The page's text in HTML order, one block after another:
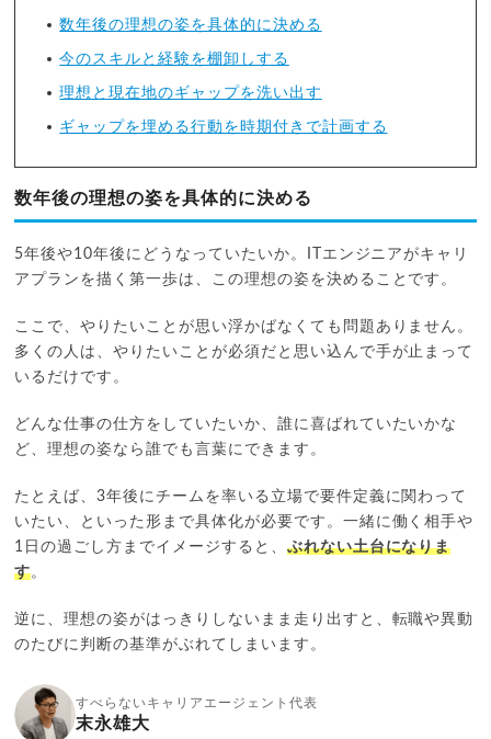
数年後の理想の姿を具体的に決める
今のスキルと経験を棚卸しする
理想と現在地のギャップを洗い出す
ギャップを埋める行動を時期付きで計画する
数年後の理想の姿を具体的に決める
5年後や10年後にどうなっていたいか。ITエンジニアがキャリ
アプランを描く第一歩は、この理想の姿を決めることです。
ここで、やりたいことが思い浮かばなくても問題ありません。
多くの人は、やりたいことが必須だと思い込んで手が止まって
いるだけです。
どんな仕事の仕方をしていたいか、誰に喜ばれていたいかな
ど、理想の姿なら誰でも言葉にできます。
たとえば、3年後にチームを率いる立場で要件定義に関わって
いたい、といった形まで具体化が必要です。一緒に働く相手や
1日の過ごし方までイメージすると、 ぶれない土台になりま
す。
逆に、理想の姿がはっきりしないまま走り出すと、転職や異動
のたびに判断の基準がぶれてしまいます。
すべらないキャリアエージェント代表
末永雄大